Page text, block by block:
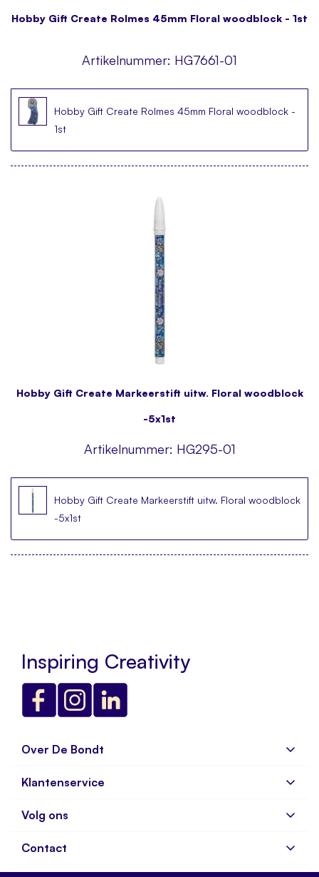
Hobby Gift Create Rolmes 45mm Floral woodblock - 1st
Artikelnummer: HG7661-01
Hobby Gift Create Rolmes 45mm Floral woodblock -
1st
Hobby Gift Create Markeerstift uitw. Floral woodblock
-5x1st
Artikelnummer: HG295-01
Hobby Gift Create Markeerstift uitw. Floral woodblock
-5x1st
Inspiring Creativity
Over De Bondt
Over ons
Vacatures
Klantenservice
Veelgestelde vragen
Volg ons
Aanmelden nieuwsbrief
Contact